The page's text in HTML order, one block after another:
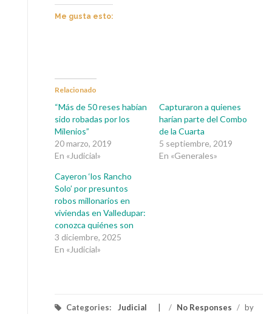
Me gusta esto:
Relacionado
“Más de 50 reses habían
sido robadas por los
Milenios”
20 marzo, 2019
En «Judicial»
Capturaron a quienes
harían parte del Combo
de la Cuarta
5 septiembre, 2019
En «Generales»
Cayeron ‘los Rancho
Solo’ por presuntos
robos millonarios en
viviendas en Valledupar:
conozca quiénes son
3 diciembre, 2025
En «Judicial»
Categories: Judicial / No Responses / by